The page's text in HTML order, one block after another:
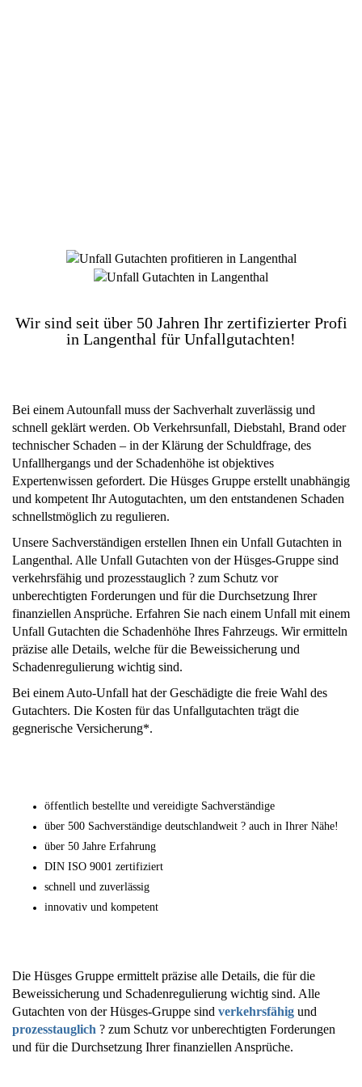
Wir sind seit über 50 Jahren Ihr zertifizierter Profi
in Langenthal für Unfallgutachten!
Bei einem Autounfall muss der Sachverhalt zuverlässig und
schnell geklärt werden. Ob Verkehrsunfall, Diebstahl, Brand oder
technischer Schaden – in der Klärung der Schuldfrage, des
Unfallhergangs und der Schadenhöhe ist objektives
Expertenwissen gefordert. Die Hüsges Gruppe erstellt unabhängig
und kompetent Ihr Autogutachten, um den entstandenen Schaden
schnellstmöglich zu regulieren.
Unsere Sachverständigen erstellen Ihnen ein Unfall Gutachten in
Langenthal. Alle Unfall Gutachten von der Hüsges-Gruppe sind
verkehrsfähig und prozesstauglich ? zum Schutz vor
unberechtigten Forderungen und für die Durchsetzung Ihrer
finanziellen Ansprüche. Erfahren Sie nach einem Unfall mit einem
Unfall Gutachten die Schadenhöhe Ihres Fahrzeugs. Wir ermitteln
präzise alle Details, welche für die Beweissicherung und
Schadenregulierung wichtig sind.
Bei einem Auto-Unfall hat der Geschädigte die freie Wahl des
Gutachters. Die Kosten für das Unfallgutachten trägt die
gegnerische Versicherung*.
öffentlich bestellte und vereidigte Sachverständige
über 500 Sachverständige deutschlandweit ? auch in Ihrer Nähe!
über 50 Jahre Erfahrung
DIN ISO 9001 zertifiziert
schnell und zuverlässig
innovativ und kompetent
Die Hüsges Gruppe ermittelt präzise alle Details, die für die
Beweissicherung und Schadenregulierung wichtig sind. Alle
Gutachten von der Hüsges-Gruppe sind verkehrsfähig und
prozesstauglich ? zum Schutz vor unberechtigten Forderungen
und für die Durchsetzung Ihrer finanziellen Ansprüche.